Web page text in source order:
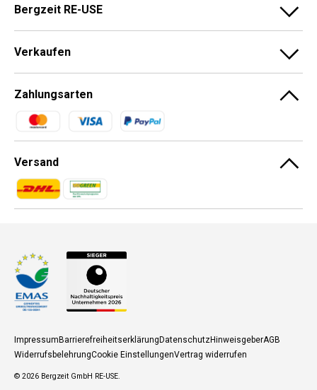
Bergzeit RE-USE
Verkaufen
Zahlungsarten
Zahlungsmethoden
Versand
Zahlungsmethoden
Zahlungsmethoden
ImpressumBarrierefreiheitserklärungDatenschutzHinweisgeberAGB
WiderrufsbelehrungCookie EinstellungenVertrag widerrufen
© 2026 Bergzeit GmbH RE-USE.